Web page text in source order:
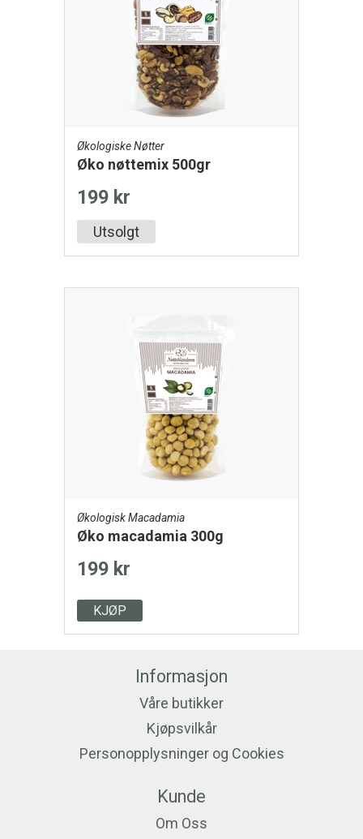
Økologiske Nøtter
Øko nøttemix 500gr
199 kr
Utsolgt
Økologisk Macadamia
Øko macadamia 300g
199 kr
KJØP
Informasjon
Våre butikker
Kjøpsvilkår
Personopplysninger og Cookies
Kunde
Om Oss